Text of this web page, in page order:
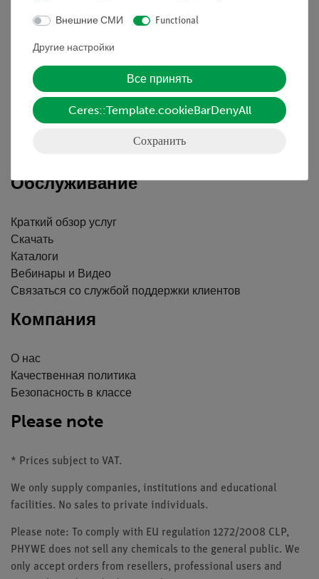
Nach oben
Информация
Контактное лицо
Условия сотрудничества
Декларация о конфиденциальности
Обслуживание
Краткий обзор услуг
Скачать
Каталоги
Вебинары и Видео
Связаться со службой поддержки клиентов
Компания
О нас
Качественная политика
Безопасность в классе
Please note
* Prices subject to VAT.
We only supply companies, institutions and educational
facilities. No sales to private individuals.
Please note: To comply with EU regulation 1272/2008 CLP,
PHYWE does not sell any chemicals to the general public. We
only accept orders from resellers, professional users and
Внешние СМИ Functional
Другие настройки
Все принять
Ceres::Template.cookieBarDenyAll
Сохранить